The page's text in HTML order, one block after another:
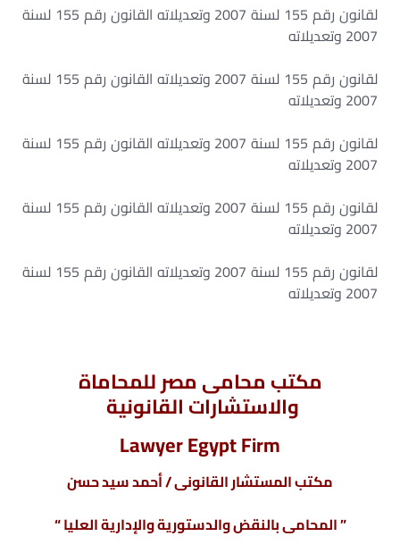
لقانون رقم 155 لسنة 2007 وتعديلاته القانون رقم 155 لسنة
2007 وتعديلاته
لقانون رقم 155 لسنة 2007 وتعديلاته القانون رقم 155 لسنة
2007 وتعديلاته
لقانون رقم 155 لسنة 2007 وتعديلاته القانون رقم 155 لسنة
2007 وتعديلاته
لقانون رقم 155 لسنة 2007 وتعديلاته القانون رقم 155 لسنة
2007 وتعديلاته
لقانون رقم 155 لسنة 2007 وتعديلاته القانون رقم 155 لسنة
2007 وتعديلاته
مكتب محامى مصر للمحاماة
والاستشارات القانونية
Lawyer Egypt Firm
مكتب المستشار القانونى / أحمد سيد حسن
” المحامى بالنقض والدستورية والإدارية العليا “